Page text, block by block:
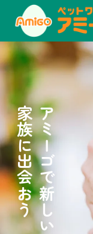
アミーゴで新しい
家族に出会おう